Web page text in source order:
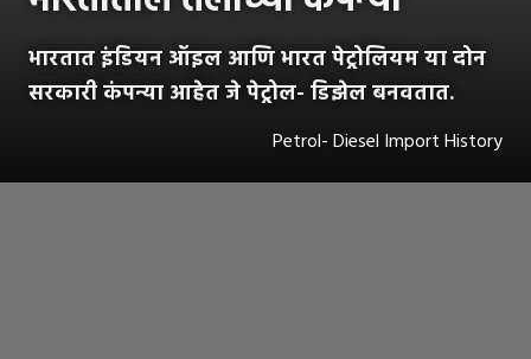
भारतात इंडियन ऑइल आणि भारत पेट्रोलियम या दोन
सरकारी कंपन्या आहेत जे पेट्रोल- डिझेल बनवतात.
Petrol- Diesel Import History